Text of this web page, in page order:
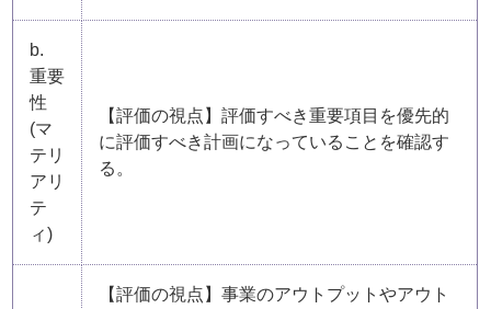
b.
重要
性
(マ
テリ
アリ
テ
ィ)
【評価の視点】評価すべき重要項目を優先的
に評価すべき計画になっていることを確認す
る。
【評価の視点】事業のアウトプットやアウト